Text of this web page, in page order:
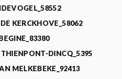
KERCKHOVE_58062
DINCQ_5395
MELKEBEKE_92413